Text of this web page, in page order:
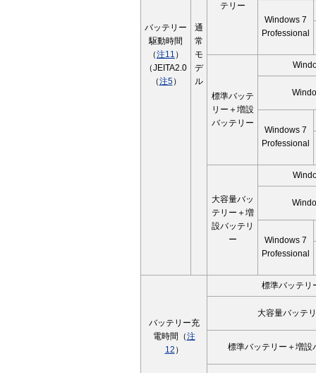
バッテリー
駆動時間
（注11 ）
（JEITA2.0
（注5）
通
常
モ
デ
ル
テリー
Windows 7
Professional
標準バッテ
リー＋増設
バッテリー
Windows 7
Professional
大容量バッ
テリー＋増
設バッテリ
ー
Windows 7
Professional
バッテリー充
電時間（注
12 ）
標準バッテリ
大容量バッテ
標準バッテリー＋増設